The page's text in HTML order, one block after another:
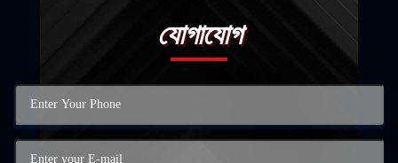
যোগাযোগ